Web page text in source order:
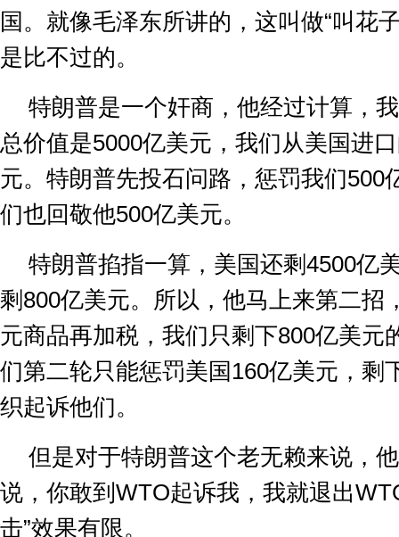
国。就像毛泽东所讲的，这叫做“叫花
是比不过的。
特朗普是一个奸商，他经过计算，
总价值是5000亿美元，我们从美国进
元。特朗普先投石问路，惩罚我们500
们也回敬他500亿美元。
特朗普掐指一算，美国还剩 4500亿
剩 800亿美元。所以，他马上来第二招
元商品再加税，我们只剩下800亿美元
们第二轮只能惩罚美国 160亿美元，剩
织起诉他们。
但是对于特朗普这个老无赖来说，
说，你敢到 WTO起诉我，我就退出
击”效果有限。